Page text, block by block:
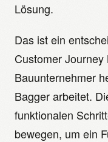
Lösung.
Das ist ein
Customer
Bauunternehmer
Bagger arbeitet.
funktionalen
bewegen, um ein